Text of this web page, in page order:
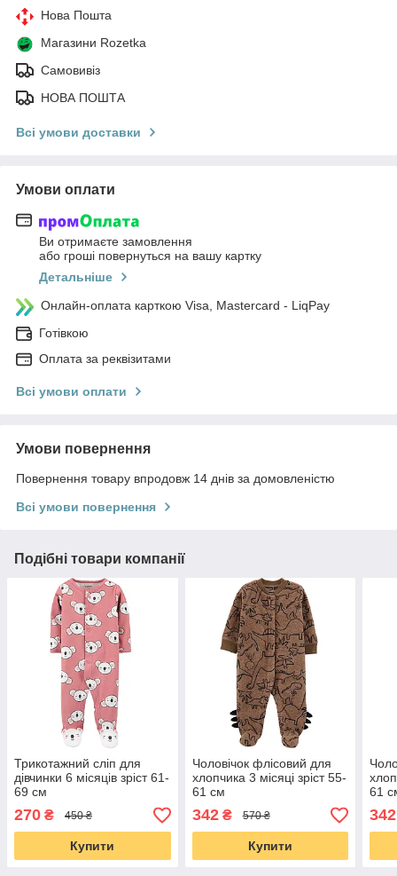
Нова Пошта
Магазини Rozetka
Самовивіз
НОВА ПОШТА
Всі умови доставки
Умови оплати
Ви отримаєте замовлення
або гроші повернуться на вашу картку
Детальніше
Онлайн-оплата карткою Visa, Mastercard - LiqPay
Готівкою
Оплата за реквізитами
Всі умови оплати
Умови повернення
Повернення товару впродовж 14 днів за домовленістю
Всі умови повернення
Подібні товари компанії
Трикотажний сліп для
дівчинки 6 місяців зріст 61-
69 см
270 ₴ 450 ₴
Купити
Чоловічок флісовий для
хлопчика 3 місяці зріст 55-
61 см
342₴ 570 ₴
Купити
61
342